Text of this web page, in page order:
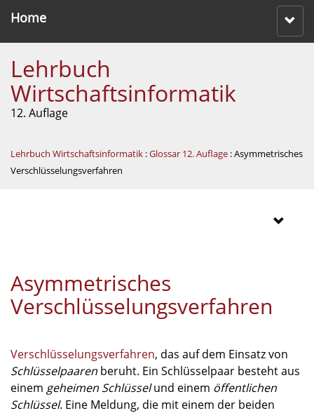
Home
Lehrbuch
Wirtschaftsinformatik
12. Auflage
Lehrbuch Wirtschaftsinformatik :Glossar 12. Auflage : Asymmetrisches
Verschlüsselungsverfahren
Asymmetrisches
Verschlüsselungsverfahren
Verschlüsselungsverfahren, das auf dem Einsatz von
Schlüsselpaaren beruht. Ein Schlüsselpaar besteht aus
einem geheimen Schlüsselund einem öffentlichen
Schlüssel. Eine Meldung, die mit einem der beiden